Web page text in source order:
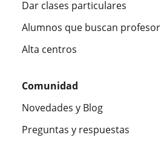
Dar clases particulares
Alumnos que buscan profesor
Alta centros
Comunidad
Novedades y Blog
Preguntas y respuestas